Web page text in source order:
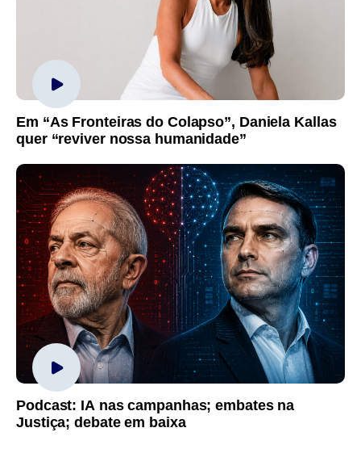
Em “As Fronteiras do Colapso”, Daniela Kallas
quer “reviver nossa humanidade”
Podcast: IA nas campanhas; embates na
Justiça; debate em baixa